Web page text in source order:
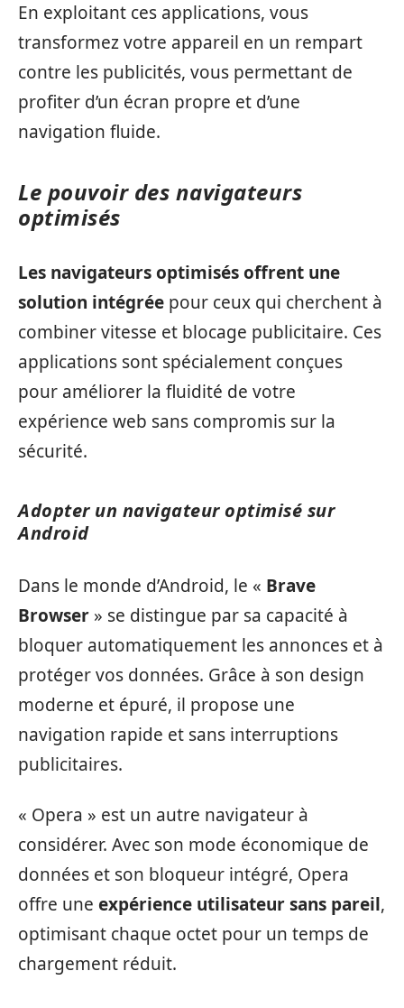
En exploitant ces applications, vous
transformez votre appareil en un rempart
contre les publicités, vous permettant de
profiter d’un écran propre et d’une
navigation fluide.
Le pouvoir des navigateurs
optimisés
Les navigateurs optimisés offrent une
solution intégrée pour ceux qui cherchent à
combiner vitesse et blocage publicitaire. Ces
applications sont spécialement conçues
pour améliorer la fluidité de votre
expérience web sans compromis sur la
sécurité.
Adopter un navigateur optimisé sur
Android
Dans le monde d’Android, le « Brave
Browser » se distingue par sa capacité à
bloquer automatiquement les annonces et à
protéger vos données. Grâce à son design
moderne et épuré, il propose une
navigation rapide et sans interruptions
publicitaires.
« Opera » est un autre navigateur à
considérer. Avec son mode économique de
données et son bloqueur intégré, Opera
offre une expérience utilisateur sans pareil,
optimisant chaque octet pour un temps de
chargement réduit.